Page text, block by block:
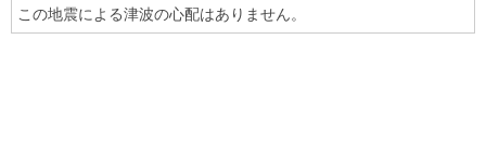
この地震による津波の心配はありません。